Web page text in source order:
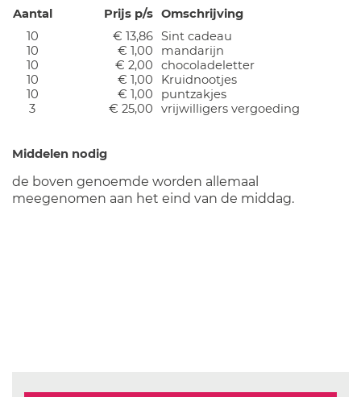
Aantal
Prijs p/s Omschrijving
10
€ 13,86 Sint cadeau
10
€ 1,00
mandarijn
10
€ 2,00
chocoladeletter
10
€ 1,00
Kruidnootjes
10
€ 1,00
puntzakjes
3
€ 25,00 vrijwilligers vergoeding
Middelen nodig
de boven genoemde worden allemaal
meegenomen aan het eind van de middag.